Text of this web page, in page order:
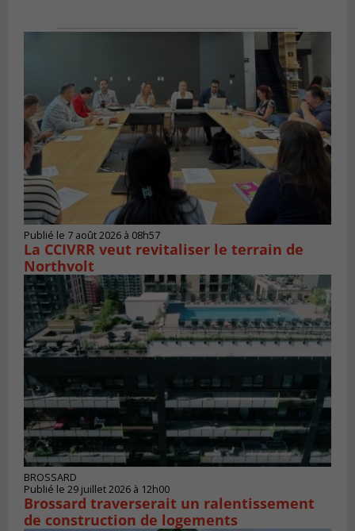
Publié le 7 août 2026 à 08h57
La CCIVRR veut revitaliser le terrain de
Northvolt
BROSSARD
Publié le 29 juillet 2026 à 12h00
Brossard traverserait un ralentissement
de construction de logements